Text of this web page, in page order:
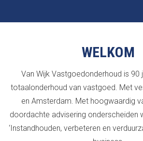
WELKOM
Van Wijk Vastgoedonderhoud is 90
totaalonderhoud van vastgoed. Met
en Amsterdam. Met hoogwaardig
doordachte advisering onderscheiden
‘Instandhouden, verbeteren en